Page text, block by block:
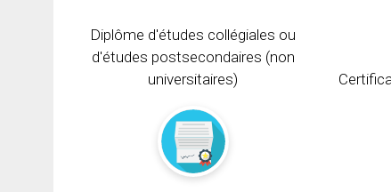
Diplôme d'études collégiales ou
d'études postsecondaires (non
universitaires)